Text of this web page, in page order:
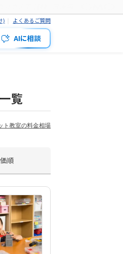
) よくあるご質問
AIに相談
覧
ト教室の料金相場
順